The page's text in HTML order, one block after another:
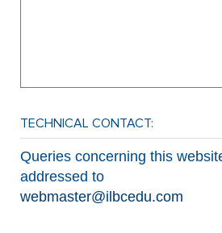
TECHNICAL CONTACT:
Queries concerning this
addressed to
webmaster@ilbcedu.com